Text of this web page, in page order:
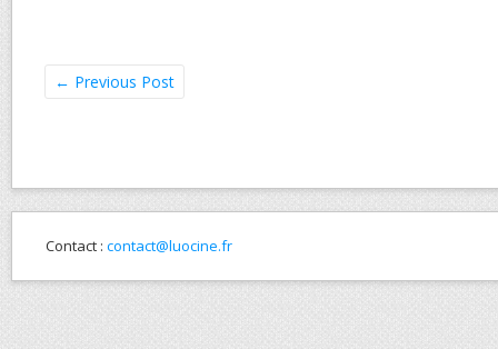
← Previous Post
Contact : contact@luocine.fr